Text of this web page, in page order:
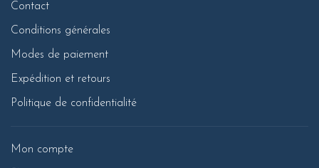
Contact
Conditions générales
Modes de paiement
Expédition et retours
Politique de confidentialité
Mon compte